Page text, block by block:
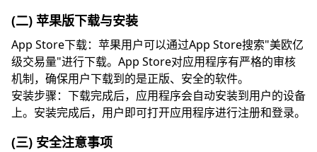
(二) 苹果版下载与安装
App Store下载：苹果用户可以通过App Store搜索"美欧亿
级交易量"进行下载。App Store对应用程序有严格的审核
机制，确保用户下载到的是正版、安全的软件。
安装步骤：下载完成后，应用程序会自动安装到用户的设备
上。安装完成后，用户即可打开应用程序进行注册和登录。
(三) 安全注意事项